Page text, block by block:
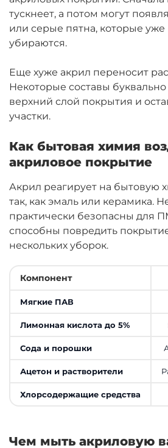
тускнеет, а потом могут
или серые пятна, которые уже
убираются.
Еще хуже акрил переносит
Некоторые составы
верхний слой покрытия и
участки.
Как бытовая химия
акриловое покрытие
Акрил реагирует на бытовую
так, как эмаль или керамика.
практически безопасны для
способны повредить
нескольких уборок.
Компонент
Мягкие ПАВ
Лимонная кислота до 5%
Сода и порошки
Ацетон и растворители
Хлорсодержащие средства
Чем мыть акриловую